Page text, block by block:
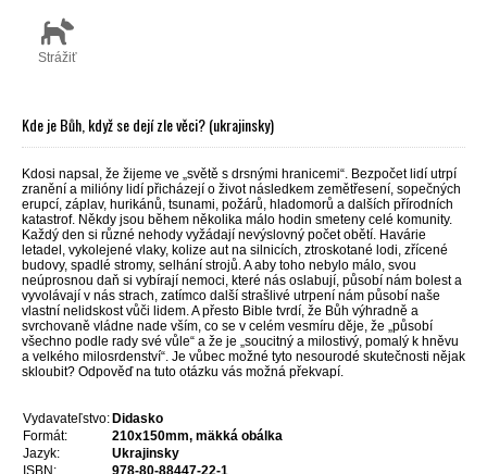
Strážiť
Kde je Bůh, když se dejí zle věci? (ukrajinsky)
Kdosi napsal, že žijeme ve „světě s drsnými hranicemi“. Bezpočet lidí utrpí
zranění a milióny lidí přicházejí o život následkem zemětřesení, sopečných
erupcí, záplav, hurikánů, tsunami, požárů, hladomorů a dalších přírodních
katastrof. Někdy jsou během několika málo hodin smeteny celé komunity.
Každý den si různé nehody vyžádají nevýslovný počet obětí. Havárie
letadel, vykolejené vlaky, kolize aut na silnicích, ztroskotané lodi, zřícené
budovy, spadlé stromy, selhání strojů. A aby toho nebylo málo, svou
neúprosnou daň si vybírají nemoci, které nás oslabují, působí nám bolest a
vyvolávají v nás strach, zatímco další strašlivé utrpení nám působí naše
vlastní nelidskost vůči lidem. A přesto Bible tvrdí, že Bůh výhradně a
svrchovaně vládne nade vším, co se v celém vesmíru děje, že „působí
všechno podle rady své vůle“ a že je „soucitný a milostivý, pomalý k hněvu
a velkého milosrdenství“. Je vůbec možné tyto nesourodé skutečnosti nějak
skloubit? Odpověď na tuto otázku vás možná překvapí.
Vydavateľstvo: Didasko
Formát:
210x150mm, mäkká obálka
Jazyk:
Ukrajinsky
ISBN:
978-80-88447-22-1